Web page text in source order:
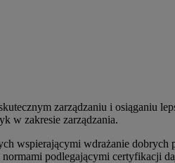
zarządzaniu i osiąganiu
w zakresie zarządzania.
wspierającymi wdrażanie
podlegającymi certyfikacji